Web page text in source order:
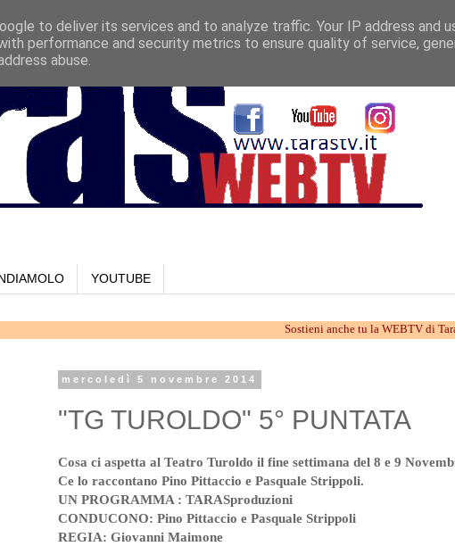
YOUTUBE
Sostieni anche tu la WEBTV di Taranto.
mercoledì 5 novembre 2014
"TG TUROLDO" 5° PUNTATA
Cosa ci aspetta al Teatro Turoldo il fine settimana del 8 e 9
Ce lo raccontano Pino Pittaccio e Pasquale Strippoli.
UN PROGRAMMA : TARASproduzioni
CONDUCONO: Pino Pittaccio e Pasquale Strippoli
REGIA: Giovanni Maimone
to deliver its services and to analyze traffic. Your IP address and
performance and security metrics to ensure quality of service,
abuse.